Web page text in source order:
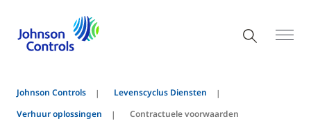
Johnson Controls
Levenscyclus Diensten
Verhuur oplossingen
Contractuele voorwaarden